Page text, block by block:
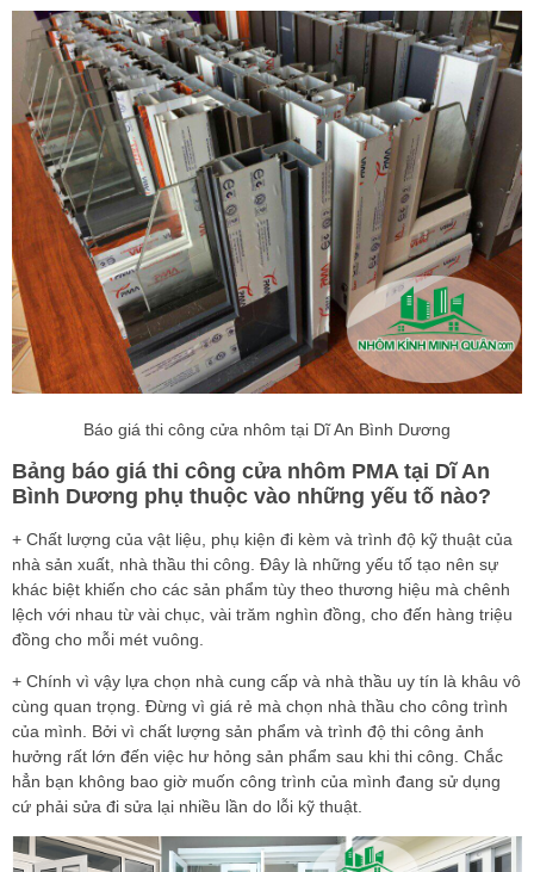
Báo giá thi công cửa nhôm tại Dĩ An Bình Dương
Bảng báo giá thi công cửa nhôm PMA tại Dĩ An
Bình Dương phụ thuộc vào những yếu tố nào?
+ Chất lượng của vật liệu, phụ kiện đi kèm và trình độ kỹ thuật của
nhà sản xuất, nhà thầu thi công. Đây là những yếu tố tạo nên sự
khác biệt khiến cho các sản phẩm tùy theo thương hiệu mà chênh
lệch với nhau từ vài chục, vài trăm nghìn đồng, cho đến hàng triệu
đồng cho mỗi mét vuông.
+ Chính vì vậy lựa chọn nhà cung cấp và nhà thầu uy tín là khâu vô
cùng quan trọng. Đừng vì giá rẻ mà chọn nhà thầu cho công trình
của mình. Bởi vì chất lượng sản phẩm và trình độ thi công ảnh
hưởng rất lớn đến việc hư hỏng sản phẩm sau khi thi công. Chắc
hẳn bạn không bao giờ muốn công trình của mình đang sử dụng
cứ phải sửa đi sửa lại nhiều lần do lỗi kỹ thuật.